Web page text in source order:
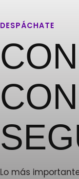
DESPÁCHATE
CON
Lo más